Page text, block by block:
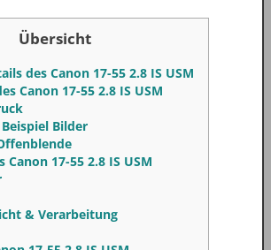
Übersicht
des Canon 17-55 2.8 IS USM
Canon 17-55 2.8 IS USM
Bilder
17-55 2.8 IS USM
& Verarbeitung